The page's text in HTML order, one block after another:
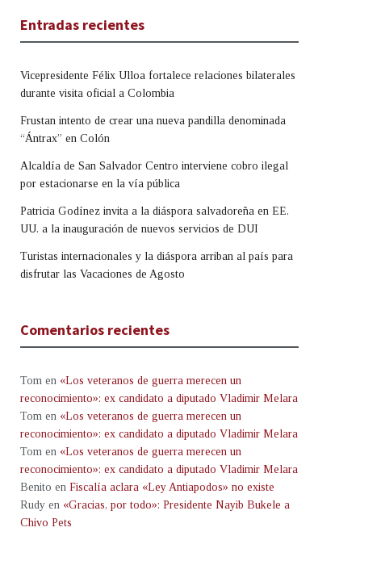
Entradas recientes
Vicepresidente Félix Ulloa fortalece relaciones bilaterales
durante visita oficial a Colombia
Frustan intento de crear una nueva pandilla denominada
“Ántrax” en Colón
Alcaldía de San Salvador Centro interviene cobro ilegal
por estacionarse en la vía pública
Patricia Godínez invita a la diáspora salvadoreña en EE.
UU. a la inauguración de nuevos servicios de DUI
Turistas internacionales y la diáspora arriban al país para
disfrutar las Vacaciones de Agosto
Comentarios recientes
Tom en «Los veteranos de guerra merecen un
reconocimiento»: ex candidato a diputado Vladimir Melara
Tom en «Los veteranos de guerra merecen un
reconocimiento»: ex candidato a diputado Vladimir Melara
Tom en «Los veteranos de guerra merecen un
reconocimiento»: ex candidato a diputado Vladimir Melara
Benito en Fiscalía aclara «Ley Antiapodos» no existe
Rudy en «Gracias, por todo»: Presidente Nayib Bukele a
Chivo Pets